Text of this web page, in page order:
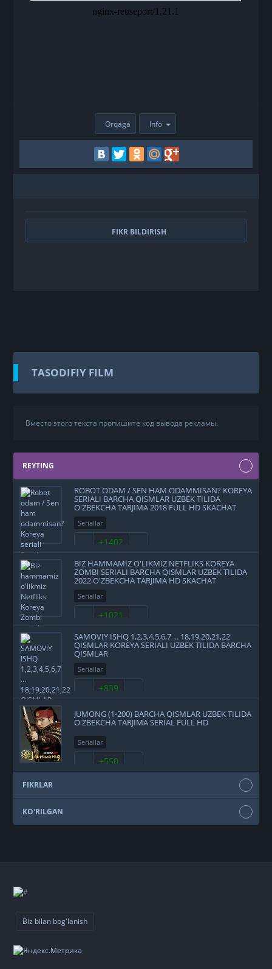
Orqaga Info
FIKR BILDIRISH
TASODIFIY FILM
Вместо этого текста пропишите код вывода рекламы.
REYTING
ROBOT ODAM / SEN HAM ODAMMISAN? KOREYA
SERIALI BARCHA QISMLAR UZBEK TILIDA
O'ZBEKCHA TARJIMA 2018 FULL HD SKACHAT
Seriallar
+1402
BIZ HAMMAMIZ O'LIKMIZ NETFLIKS KOREYA
ZOMBI SERIALI BARCHA QISMLAR UZBEK TILIDA
2022 O'ZBEKCHA TARJIMA HD SKACHAT
Seriallar
+1021
SAMOVIY ISHQ 1,2,3,4,5,6,7 ... 18,19,20,21,22
QISMLAR KOREYA SERIALI UZBEK TILIDA BARCHA
QISMLAR
Seriallar
+839
JUMONG (1-200) BARCHA QISMLAR UZBEK TILIDA
O'ZBEKCHA TARJIMA SERIAL FULL HD
Seriallar
+550
FIKRLAR
KO'RILGAN
Biz bilan bog'lanish